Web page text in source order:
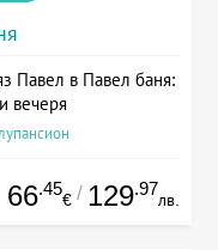
Павел в Павел баня:
вечеря
66.45
€ / 129.97
лв.